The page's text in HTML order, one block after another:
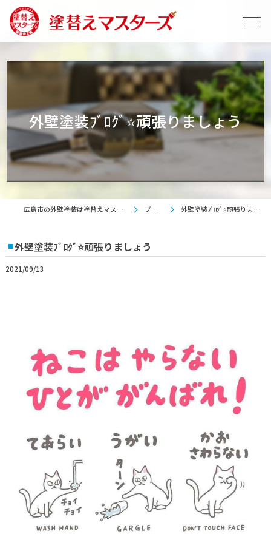
外壁塗装ﾌﾞﾛｸﾞ⭐頑張りましょう
広島市の外壁塗装は塗替えマスターズ ブログ 外壁塗装ﾌﾞﾛｸﾞ⭐頑張りましょう
外壁塗装ﾌﾞﾛｸﾞ⭐頑張りましょう
2021/09/13